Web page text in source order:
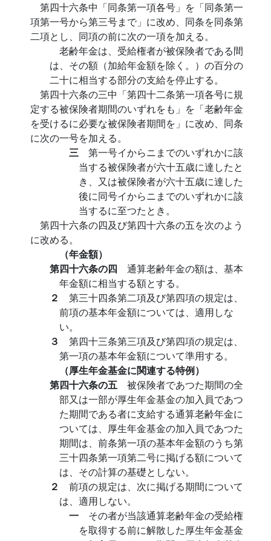
第四十六条中「同条第一項各号」を「同条第一
項第一号から第三号まで」に改め、同条を同条第
二項とし、同項の前に次の一項を加える。
老齢年金は、受給権者が被保険者である間
は、その額（加給年金額を除く。）の百分の
二十に相当する部分の支給を停止する。
第四十六条の三中「第四十二条第一項各号に規
定する被保険者期間のいずれをも」を「老齢年金
を受けるに必要な被保険者期間を」に改め、同条
に次の一号を加える。
三 第一号イからニまでのいずれかに該
当する被保険者が六十五歳に達したと
き、又は被保険者が六十五歳に達した
後に同号イからニまでのいずれかに該
当するに至つたとき。
第四十六条の四及び第四十六条の五を次のよう
に改める。
（年金額）
第四十六条の四 通算老齢年金の額は、基本
年金額に相当する額とする。
２ 第三十四条第二項及び第四項の規定は、
前項の基本年金額については、適用しな
い。
３ 第四十三条第三項及び第四項の規定は、
第一項の基本年金額について準用する。
（厚生年金基金に関連する特例）
第四十六条の五 被保険者であつた期間の全
部又は一部が厚生年金基金の加入員であつ
た期間である者に支給する通算老齢年金に
ついては、厚生年金基金の加入員であつた
期間は、前条第一項の基本年金額のうち第
三十四条第一項第二号に掲げる額について
は、その計算の基礎としない。
２ 前項の規定は、次に掲げる期間について
は、適用しない。
一 その者が当該通算老齢年金の受給権
を取得する前に解散した厚生年金基金